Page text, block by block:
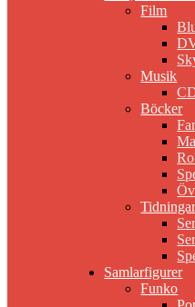
Film
Musik
Böcker
Samlarfigurer
Funko